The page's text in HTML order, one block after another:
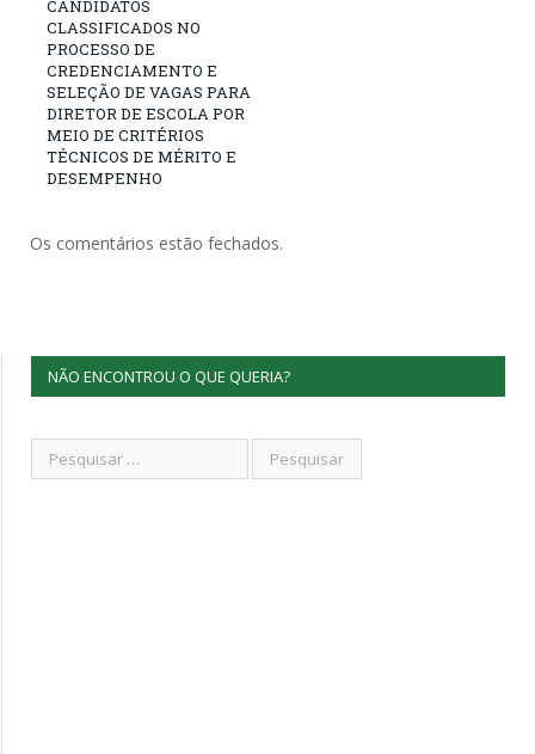
CANDIDATOS
CLASSIFICADOS NO
PROCESSO DE
CREDENCIAMENTO E
SELEÇÃO DE VAGAS PARA
DIRETOR DE ESCOLA POR
MEIO DE CRITÉRIOS
TÉCNICOS DE MÉRITO E
DESEMPENHO
Os comentários estão fechados.
NÃO ENCONTROU O QUE QUERIA?